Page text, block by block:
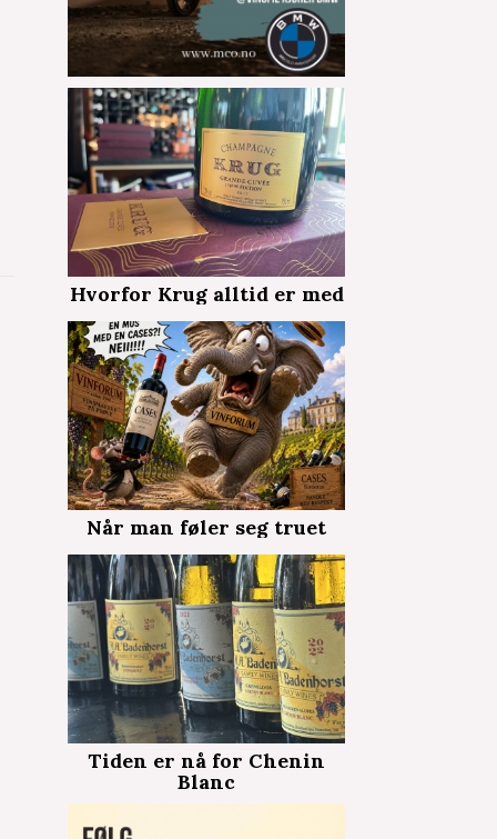
Hvorfor Krug alltid er med
Når man føler seg truet
Tiden er nå for Chenin
Blanc